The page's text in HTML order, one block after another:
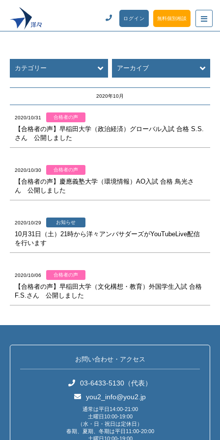
ログイン 無料個別相談
カテゴリー アーカイブ
2020年10月
2020/10/31 合格者の声
【合格者の声】早稲田大学（政治経済）グローバル入試 合格 S.S.
さん 公開しました
2020/10/30 合格者の声
【合格者の声】慶應義塾大学（環境情報）AO入試 合格 鳥光さ
ん 公開しました
2020/10/29 お知らせ
10月31日（土）21時から洋々アンバサダーズがYouTubeLive配信
を行います
2020/10/06 合格者の声
【合格者の声】早稲田大学（文化構想・教育）外国学生入試 合格
F.S.さん 公開しました
お問い合わせ・アクセス
03-6433-5130（代表）
you2_info@you2.jp
通常は平日14:00-21:00
土曜日10:00-19:00
（水・日・祝日は定休日）
春期、夏期、冬期は平日11:00-20:00
土曜日10:00-19:00